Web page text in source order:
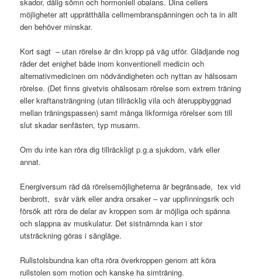
möjligheter att upprätthålla cellmembranspänningen och ta in allt
den behöver minskar.
Kort sagt – utan rörelse är din kropp på väg utför. Glädjande nog
råder det enighet både inom konventionell medicin och
alternativmedicinen om nödvändigheten och nyttan av hälsosam
rörelse. (Det finns givetvis ohälsosam rörelse som extrem träning
eller kraftansträngning (utan tillräcklig vila och återuppbyggnad
mellan träningspassen) samt många likformiga rörelser som till
slut skadar senfästen, typ musarm.
Om du inte kan röra dig tillräckligt p.g.a sjukdom, värk eller
annat.
Energiversum råd då rörelsemöjligheterna är begränsade, tex vid
benbrott, svår värk eller andra orsaker – var uppfinningsrik och
försök att röra de delar av kroppen som är möjliga och spänna
och slappna av muskulatur. Det sistnämnda kan i stor
utsträckning göras i sängläge.
Rullstolsbundna kan ofta röra överkroppen genom att köra
rullstolen som motion och kanske ha simträning.